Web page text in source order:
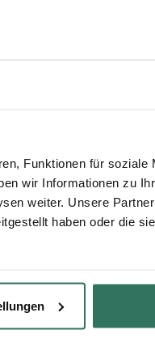
Funktionen für soziale
wir Informationen zu
weiter. Unsere
haben oder die
interessiert? Wir